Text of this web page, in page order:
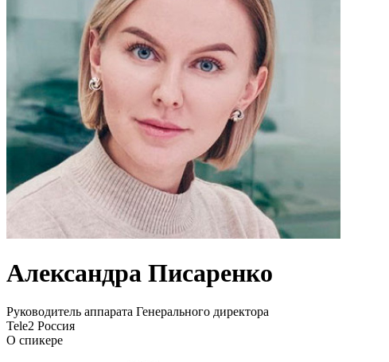
Александра Писаренко
Руководитель аппарата Генерального директора
Теlе2 Россия
О спикере